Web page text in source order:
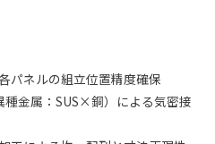
パネルの組立位置精度確保
種金属：SUS×銅）による気密接